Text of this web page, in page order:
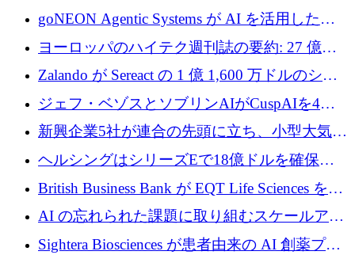
フラの構築に 500 万ユーロを調達
goNEON Agentic Systems が AI を活用したイ
ンフラ計画を加速するために 16 万ユーロを確
ヨーロッパのハイテク週刊誌の要約: 27 億ユ
ーロを超える 60 以上のハイテク資金調達取引
Zalando が Sereact の 1 億 1,600 万ドルのシリ
ーズ B に参加し、AI を活用した倉庫自動化を
ジェフ・ベゾスとソブリンAIがCuspAIを4億
5,000万ドルの資金調達で支援
新興企業5社が連合の先頭に立ち、小型大気質
センサーをEUのクリーンエア政策の中心に据
ヘルシングはシリーズEで18億ドルを確保、
ウーバーはデリバリー・ヒーローを130億ユー
ロの契約で買収、レボルトは2027年に米国の
銀行を立ち上げる
British Business Bank が EQT Life Sciences を
2,500 万ユーロのコミットメントで支援
AI の忘れられた課題に取り組むスケールアッ
プを実現: カメラロール
Sightera Biosciences が患者由来の AI 創薬プラ